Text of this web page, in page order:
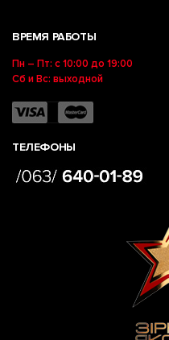
ВРЕМЯ РАБОТЫ
Пн – Пт: с 10:00 до 19:00
Сб и Вс: выходной
ТЕЛЕФОНЫ